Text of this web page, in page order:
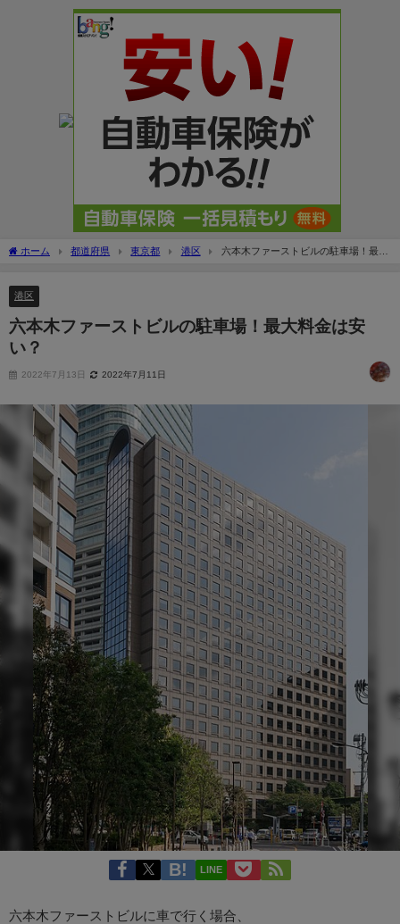
ホーム 都道府県 東京都 港区
六本木ファーストビルの駐車場！最大
港区
六本木ファーストビルの駐車場！最大料金は安
い？
2022年7月13日 2022年7月11日
LINE
六本木ファーストビルに車で行く場合、